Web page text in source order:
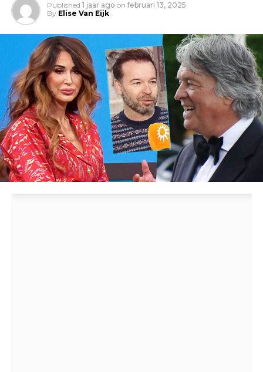
Published 1 jaar ago on februari 13, 2025
By Elise Van Eijk